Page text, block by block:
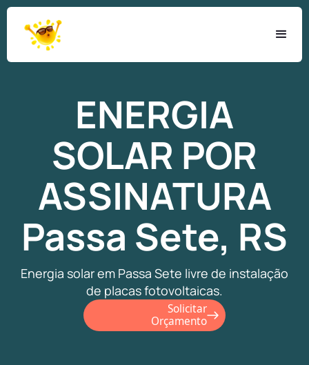
ENERGIA
SOLAR POR
ASSINATURA
Passa Sete, RS
Energia solar em Passa Sete livre de instalação
de placas fotovoltaicas.
Solicitar
Orçamento